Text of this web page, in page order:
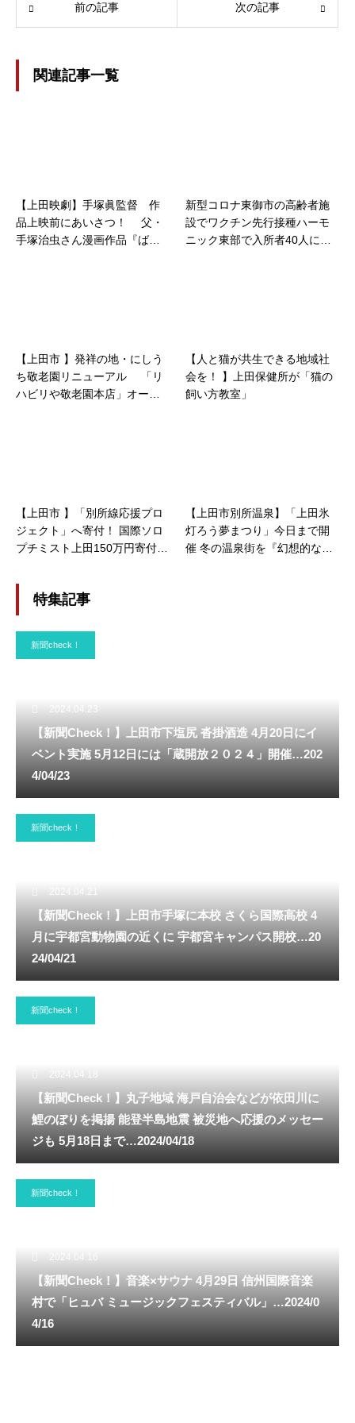
前の記事 次の記事
関連記事一覧
【上田映劇】手塚眞監督 作
品上映前にあいさつ！ 父・
手塚治虫さん漫画作品『ばる
新型コロナ東御市の高齢者施
設でワクチン先行接種ハーモ
ニック東部で入所者40人に実
【上田市 】発祥の地・にしう
ち敬老園リニューアル 「リ
ハビリや敬老園本店」オープ
【人と猫が共生できる地域社
会を！ 】上田保健所が「猫の
飼い方教室」
【上田市 】「別所線応援プロ
ジェクト」へ寄付！ 国際ソロ
プチミスト上田150万円寄付
【上田市別所温泉】「上田氷
灯ろう夢まつり」今日まで開
催 冬の温泉街を『幻想的な灯
特集記事
新聞check！
2024.04.23
【新聞Check！】上田市下塩尻 沓掛酒造 4月20日にイ
ベント実施 5月12日には「蔵開放２０２４」開催…202
4/04/23
新聞check！
2024.04.21
【新聞Check！】上田市手塚に本校 さくら国際高校 4
月に宇都宮動物園の近くに 宇都宮キャンパス開校…20
24/04/21
新聞check！
2024.04.18
【新聞Check！】丸子地域 海戸自治会などが依田川に
鯉のぼりを掲揚 能登半島地震 被災地へ応援のメッセー
ジも 5月18日まで…2024/04/18
新聞check！
2024.04.16
【新聞Check！】音楽×サウナ 4月29日 信州国際音楽
村で「ヒュバ ミュージックフェスティバル」…2024/0
4/16